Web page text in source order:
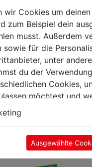
Cookies um
zum Beispiel dein
musst. Außerdem
für die
unter
du der
Cookies,
möchtest und
Datenschutzerklärung
Ausgewählte